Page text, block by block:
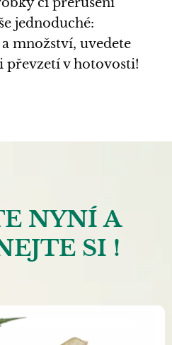
či přerušení
jednoduché:
množství, uvedete
převzetí v hotovosti!
NYNÍ A
SI !